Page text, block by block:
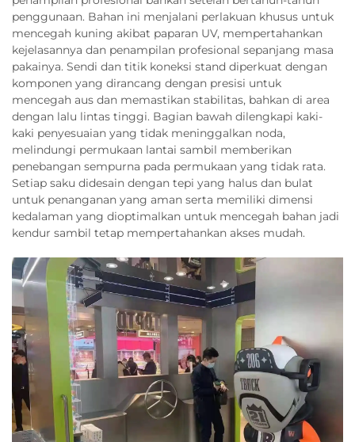
penggunaan. Bahan ini menjalani perlakuan khusus untuk
mencegah kuning akibat paparan UV, mempertahankan
kejelasannya dan penampilan profesional sepanjang masa
pakainya. Sendi dan titik koneksi stand diperkuat dengan
komponen yang dirancang dengan presisi untuk
mencegah aus dan memastikan stabilitas, bahkan di area
dengan lalu lintas tinggi. Bagian bawah dilengkapi kaki-
kaki penyesuaian yang tidak meninggalkan noda,
melindungi permukaan lantai sambil memberikan
penebangan sempurna pada permukaan yang tidak rata.
Setiap saku didesain dengan tepi yang halus dan bulat
untuk penanganan yang aman serta memiliki dimensi
kedalaman yang dioptimalkan untuk mencegah bahan jadi
kendur sambil tetap mempertahankan akses mudah.